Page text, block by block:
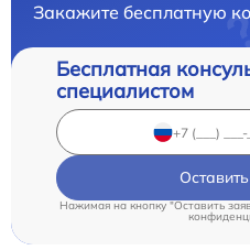
Закажите бесплатную
Бесплатная
специалистом
Нажимая на кнопку "Оставить